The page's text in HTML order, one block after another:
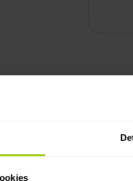
uden at installere
abonnementet
til Mapon-platformen